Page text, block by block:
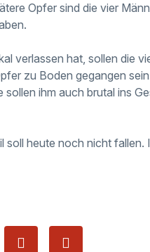
Opfer sind die vier
verlassen hat, sollen die
zu Boden gegangen
ihm auch brutal ins
heute noch nicht fallen.